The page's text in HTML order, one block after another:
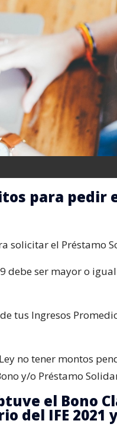
para pedir
solicitar el Préstamo
debe ser mayor o
tus Ingresos
no tener montos
y/o Préstamo
el Bono
del IFE 2021